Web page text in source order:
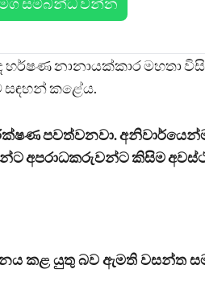
නානායක්කාර මහතා
සඳහන් කළේය.
පවත්වනවා.
අපරාධකරුවන්ට කිසිම
කළ යුතු බව ඇමති වසන්ත